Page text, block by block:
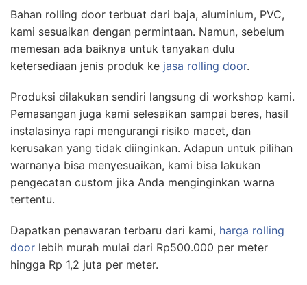
Bahan rolling door terbuat dari baja, aluminium, PVC,
kami sesuaikan dengan permintaan. Namun, sebelum
memesan ada baiknya untuk tanyakan dulu
ketersediaan jenis produk ke jasa rolling door.
Produksi dilakukan sendiri langsung di workshop kami.
Pemasangan juga kami selesaikan sampai beres, hasil
instalasinya rapi mengurangi risiko macet, dan
kerusakan yang tidak diinginkan. Adapun untuk pilihan
warnanya bisa menyesuaikan, kami bisa lakukan
pengecatan custom jika Anda menginginkan warna
tertentu.
Dapatkan penawaran terbaru dari kami, harga rolling
door lebih murah mulai dari Rp500.000 per meter
hingga Rp 1,2 juta per meter.